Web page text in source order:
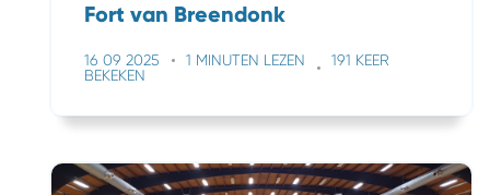
Fort van Breendonk
16 09 2025 1 MINUTEN LEZEN
191 KEER
BEKEKEN